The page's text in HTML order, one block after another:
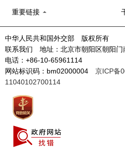
重要链接
中华人民共和国外交部 版权所有
联系我们 地址：北京市朝阳区朝阳
电话：+86-10-65961114
网站标识码：bm02000004 京ICP备
11040102700114